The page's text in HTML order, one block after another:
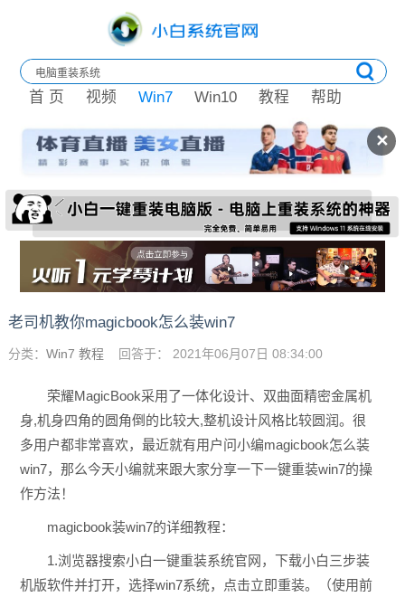
✕
首 页 视频 Win7 Win10 教程 帮助
老司机教你magicbook怎么装win7
分类： Win7 教程 回答于： 2021年06月07日 08:34:00
荣耀MagicBook采用了一体化设计、双曲面精密金属机
身,机身四角的圆角倒的比较大,整机设计风格比较圆润。很
多用户都非常喜欢，最近就有用户问小编magicbook怎么装
win7，那么今天小编就来跟大家分享一下一键重装win7的操
作方法！
magicbook装win7的详细教程：
1.浏览器搜索小白一键重装系统官网，下载小白三步装
机版软件并打开，选择win7系统，点击立即重装。（使用前